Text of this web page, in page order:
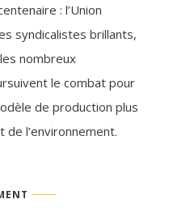
: l’Union
syndicalistes brillants,
nombreux
le combat pour
de production plus
l’environnement.